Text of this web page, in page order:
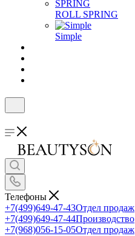
ROLL SPRING
Simple
Телефоны
+7(499)649-47-43Отдел продаж
+7(499)649-47-44Производство
+7(968)056-15-05Отдел продаж